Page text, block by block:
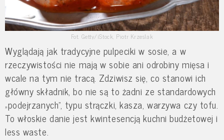
Fot. Getty/iStock, Piotr Krzeslak
Wyglądają jak tradycyjne pulpeciki w sosie, a w
rzeczywistości nie mają w sobie ani odrobiny mięsa i
wcale na tym nie tracą. Zdziwisz się, co stanowi ich
główny składnik, bo nie są to żadni ze standardowych
„podejrzanych”, typu strączki, kasza, warzywa czy tofu.
To włoskie danie jest kwintesencją kuchni budżetowej i
less waste.